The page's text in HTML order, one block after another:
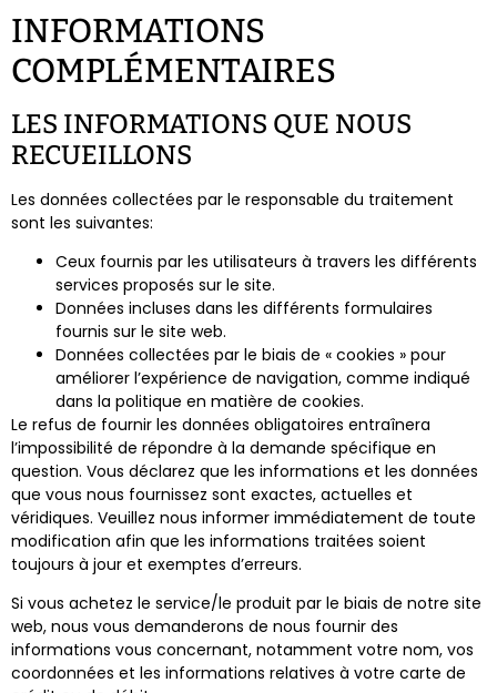
INFORMATIONS
COMPLÉMENTAIRES
LES INFORMATIONS QUE NOUS
RECUEILLONS
Les données collectées par le responsable du traitement
sont les suivantes:
Ceux fournis par les utilisateurs à travers les différents
services proposés sur le site.
Données incluses dans les différents formulaires
fournis sur le site web.
Données collectées par le biais de « cookies » pour
améliorer l’expérience de navigation, comme indiqué
dans la politique en matière de cookies.
Le refus de fournir les données obligatoires entraînera
l’impossibilité de répondre à la demande spécifique en
question. Vous déclarez que les informations et les données
que vous nous fournissez sont exactes, actuelles et
véridiques. Veuillez nous informer immédiatement de toute
modification afin que les informations traitées soient
toujours à jour et exemptes d’erreurs.
Si vous achetez le service/le produit par le biais de notre site
web, nous vous demanderons de nous fournir des
informations vous concernant, notamment votre nom, vos
coordonnées et les informations relatives à votre carte de